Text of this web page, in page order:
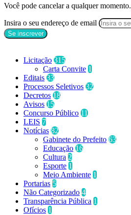
Você pode cancelar a qualquer momento.
Insira o seu endereço de email
Licitação 315
Carta Convite 1
Editais 33
Processos Seletivos 32
Decretos 18
Avisos 15
Concurso Público 11
LEIS 7
Notícias 82
Gabinete do Prefeito 63
Educação 16
Cultura 2
Esporte 1
Meio Ambiente 1
Portarias 5
Não Categorizado 4
Transparência Pública 1
Ofícios 1